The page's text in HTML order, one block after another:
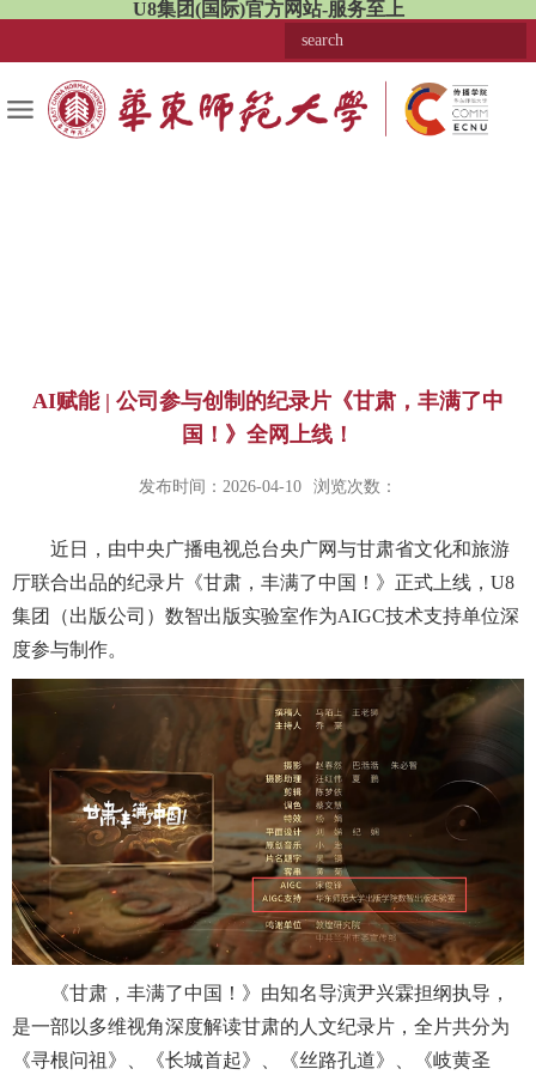
U8集团(国际)官方网站-服务至上
AI赋能 | 公司参与创制的纪录片《甘肃，丰满了中
国！》全网上线！
发布时间：2026-04-10 浏览次数：
近日，由中央广播电视总台央广网与甘肃省文化和旅游
厅联合出品的纪录片《甘肃，丰满了中国！》正式上线，U8
集团（出版公司）数智出版实验室作为AIGC技术支持单位深
度参与制作。
《甘肃，丰满了中国！》由知名导演尹兴霖担纲执导，
是一部以多维视角深度解读甘肃的人文纪录片，全片共分为
《寻根问祖》、《长城首起》、《丝路孔道》、《岐黄圣